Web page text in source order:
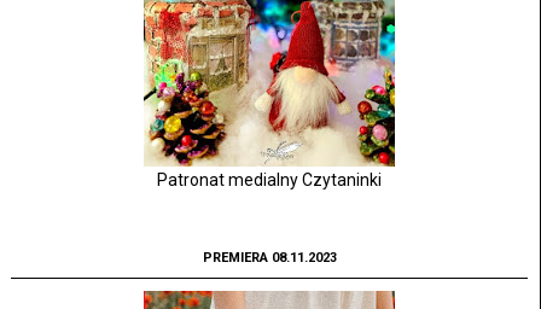
Patronat medialny Czytaninki
PREMIERA 08.11.2023